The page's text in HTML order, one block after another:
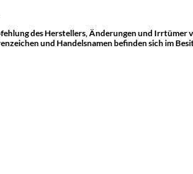
des Herstellers, Änderungen und Irrtümer
und Handelsnamen befinden sich im